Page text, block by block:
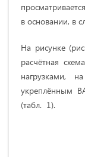
в основании, в
На рисунке
расчётная
нагрузками,
укреплённым
(табл. 1).